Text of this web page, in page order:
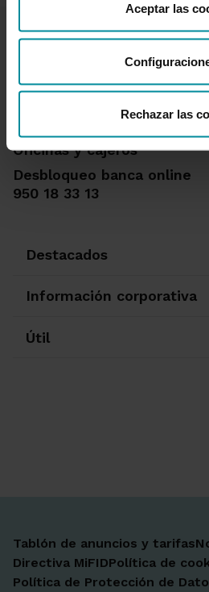
como cambiar el consentimiento
desde nuestraPolítica de
Aceptar las
Rechazar las
Quejas y reclamaciones
Oficinas y cajeros
Desbloqueo banca online
950 18 33 13
Destacados
Información corporativa
Útil
Tablón de anuncios y tarifas
Directiva MiFIDPolítica de
Política de Protección de